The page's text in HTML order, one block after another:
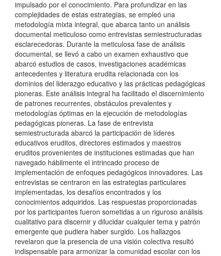
impulsado por el conocimiento. Para profundizar en las
complejidades de estas estrategias, se empleó una
metodología mixta integral, que abarca tanto un análisis
documental meticuloso como entrevistas semiestructuradas
esclarecedoras. Durante la meticulosa fase de análisis
documental, se llevó a cabo un examen exhaustivo que
abarcó estudios de casos, investigaciones académicas
antecedentes y literatura erudita relacionada con los
dominios del liderazgo educativo y las prácticas pedagógicas
pioneras. Este análisis integral ha facilitado el discernimiento
de patrones recurrentes, obstáculos prevalentes y
metodologías óptimas en la ejecución de metodologías
pedagógicas pioneras. La fase de entrevista
semiestructurada abarcó la participación de líderes
educativos eruditos, directores estimados y maestros
eruditos provenientes de instituciones estimadas que han
navegado hábilmente el intrincado proceso de
implementación de enfoques pedagógicos innovadores. Las
entrevistas se centraron en las estrategias particulares
implementadas, los desafíos encontrados y los
conocimientos adquiridos. Las respuestas proporcionadas
por los participantes fueron sometidas a un riguroso análisis
cualitativo para discernir y dilucidar cualquier tema y patrón
emergente que pudiera haber surgido. Los hallazgos
revelaron que la presencia de una visión colectiva resultó
indispensable para armonizar la comunidad escolar con los